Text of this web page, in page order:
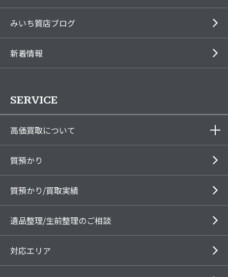
みいち質店ブログ
新着情報
SERVICE
高価買取について
質預かり
質預かり/買取実績
遺品整理/生前整理のご相談
対応エリア